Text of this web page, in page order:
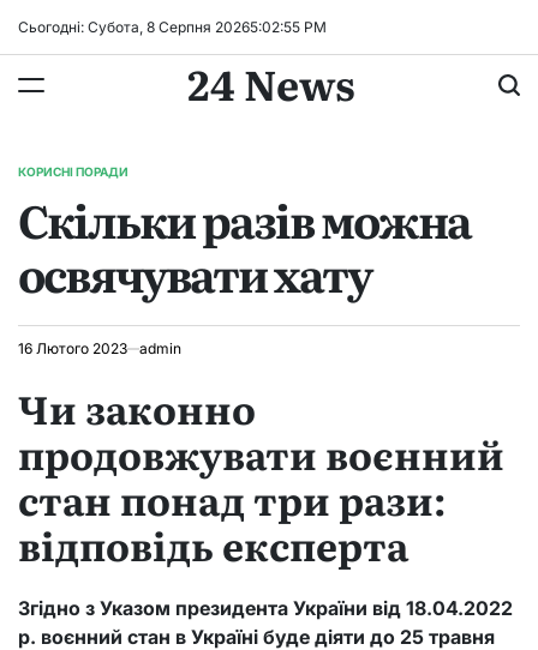
Сьогодні: Субота, 8 Серпня 20265:02:56 PM
24 News
ОПУБЛІКУВАТИ
КОРИСНІ ПОРАДИ
Скільки разів можна
освячувати хату
16 Лютого 2023 admin
Чи законно
продовжувати воєнний
стан понад три рази:
відповідь експерта
Згідно з Указом президента України від 18.04.2022
р. воєнний стан в Україні буде діяти до 25 травня